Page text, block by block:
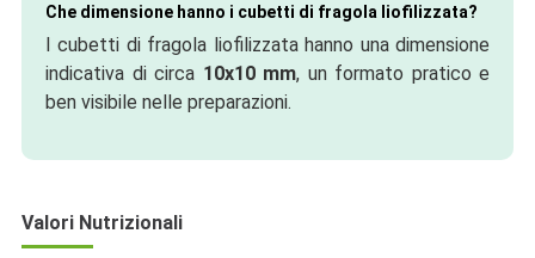
Che dimensione hanno i cubetti di fragola liofilizzata?
I cubetti di fragola liofilizzata hanno una dimensione
indicativa di circa 10x10 mm, un formato pratico e
ben visibile nelle preparazioni.
Valori Nutrizionali